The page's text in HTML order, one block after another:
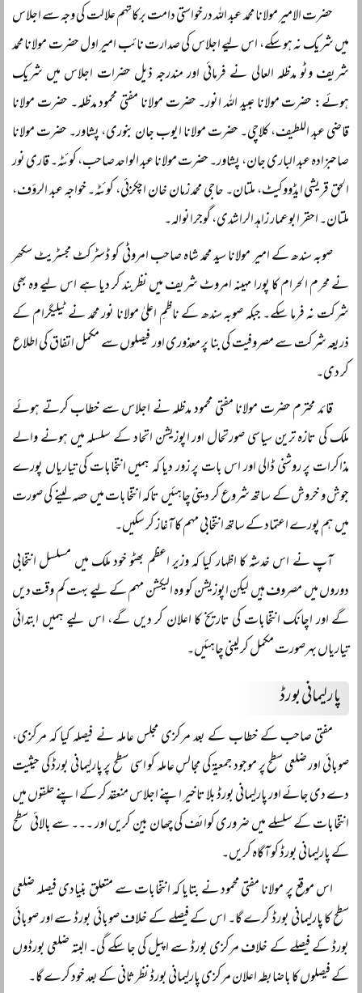
حضرت الامیر مولانا محمد عبد اللہ درخواستی دامت برکاتہم علالت کی وجہ سے اجلاس
میں شریک نہ ہو سکے، اس لیے اجلاس کی صدارت نائب امیر اول حضرت مولانا محمد
شریف وٹو مدظلہ العالی نے فرمائی اور مندرجہ ذیل حضرات اجلاس میں شریک
ہوئے: حضرت مولانا عبید اللہ انور۔ حضرت مولانا مفتی محمود مدظلہ۔ حضرت مولانا
قاضی عبد اللطیف، کلاچی۔ حضرت مولانا ایوب جان بنوری، پشاور۔ حضرت مولانا
صاحبزادہ عبد الباری جان، پشاور۔ حضرت مولانا عبد الواحد صاحب، کوئٹہ۔ قاری نور
الحق قریشی ایڈووکیٹ، ملتان۔ حاجی محمد زمان خان اچکزئی، کوئٹہ۔ خواجہ عبد الرؤف،
ملتان۔ احقر ابوعمار زاہد الراشدی، گوجرانوالہ۔
صوبہ سندھ کے امیر مولانا سید محمد شاہ صاحب امروٹی کو ڈسٹرکٹ مجسٹریٹ سکھر
نے محرم الحرام کا پورا مہینہ امروٹ شریف میں نظربند کر دیا ہے اس لیے وہ بھی
شرکت نہ فرما سکے۔ جبکہ صوبہ سندھ کے ناظمِ اعلیٰ مولانا نور محمد نے ٹیلیگرام کے
ذریعہ شرکت سے مصروفیت کی بنا پر معذوری اور فیصلوں سے مکمل اتفاق کی اطلاع
کر دی۔
قائد محترم حضرت مولانا مفتی محمود مدظلہ نے اجلاس سے خطاب کرتے ہوئے
ملک کی تازہ ترین سیاسی صورتحال اور اپوزیشن اتحاد کے سلسلہ میں ہونے والے
مذاکرات پر روشنی ڈالی اور اس بات پر زور دیا کہ ہمیں انتخابات کی تیاریاں پورے
جوش و خروش کے ساتھ شروع کر دینی چاہئیں تاکہ انتخابات میں حصہ لینے کی صورت
میں ہم پورے اعتماد کے ساتھ انتخابی مہم کا آغاز کر سکیں۔
آپ نے اس خدشہ کا اظہار کیا کہ وزیر اعظم بھٹو خود ملک میں مسلسل انتخابی
دوروں میں مصروف ہیں لیکن اپوزیشن کو وہ الیکشن مہم کے لیے بہت کم وقت دیں
گے اور اچانک انتخابات کی تاریخ کا اعلان کر دیں گے، اس لیے ہمیں ابتدائی
تیاریاں بہرصورت مکمل کر لینی چاہئیں۔
پارلیمانی بورڈ
مفتی صاحب کے خطاب کے بعد مرکزی مجلس عاملہ نے فیصلہ کیا کہ مرکزی،
صوبائی اور ضلعی سطح پر موجود جمعیۃ کی مجالسِ عاملہ کو اسی سطح پر پارلیمانی بورڈ کی حیثیت
دے دی جائے اور پارلیمانی بورڈ بلا تاخیر اپنے اجلاس منعقد کر کے اپنے حلقوں میں
انتخابات کے سلسلے میں ضروری کوائف کی چھان بین کریں اور ۔۔۔ سے بالائی سطح
کے پارلیمانی بورڈ کو آگاہ کریں۔
اس موقع پر مولانا مفتی محمود نے بتایا کہ انتخابات سے متعلق بنیادی فیصلہ ضلعی
سطح کا پارلیمانی بورڈ کرے گا۔ اس کے فیصلے کے خلاف صوبائی بورڈ سے اور صوبائی
بورڈ کے فیصلے کے خلاف مرکزی بورڈ سے اپیل کی جا سکے گی۔ البتہ ضلعی بورڈوں
کے فیصلوں کا باضابطہ اعلان مرکزی پارلیمانی بورڈ نظرثانی کے بعد خود کرے گا۔